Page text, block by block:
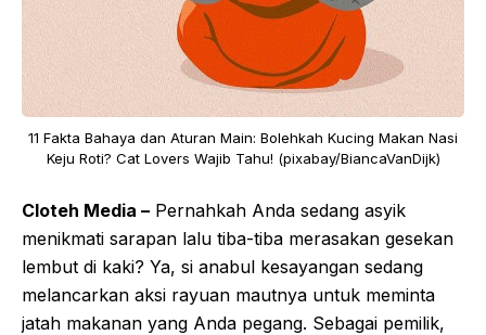
11 Fakta Bahaya dan Aturan Main: Bolehkah Kucing Makan Nasi
Keju Roti? Cat Lovers Wajib Tahu! (pixabay/BiancaVanDijk)
Cloteh Media – Pernahkah Anda sedang asyik
menikmati sarapan lalu tiba-tiba merasakan gesekan
lembut di kaki? Ya, si anabul kesayangan sedang
melancarkan aksi rayuan mautnya untuk meminta
jatah makanan yang Anda pegang. Sebagai pemilik,